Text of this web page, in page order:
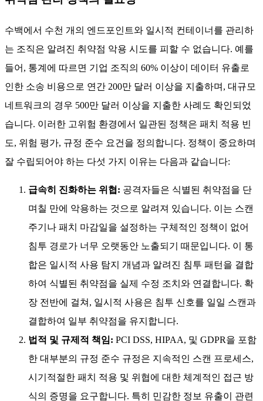
며, 현재 DevOps 환경에서의 임시 사용과 일상적인 운영 점검
을 연결합니다. 공식 문서에는 제로데이 위협및 새롭게 등장
하는 침투 경로를 처리하는 방법도 정의되어 있어, 더 많은 위
협이 발견될수록 진화하는 시스템을 구축합니다.
확대 사태로 이어지지 않도록 보장합니다.
취약점 관리 정책의 필요성
수백에서 수천 개의 엔드포인트와 일시적 컨테이너를 관리하
는 조직은 알려진 취약점 악용 시도를 피할 수 없습니다. 예를
들어, 통계에 따르면 기업 조직의 60% 이상이 데이터 유출로
인한 소송 비용으로 연간 200만 달러 이상을 지출하며, 대규모
네트워크의 경우 500만 달러 이상을 지출한 사례도 확인되었
습니다. 이러한 고위험 환경에서 일관된 정책은 패치 적용 빈
도, 위험 평가, 규정 준수 요건을 정의합니다. 정책이 중요하며
잘 수립되어야 하는 다섯 가지 이유는 다음과 같습니다: